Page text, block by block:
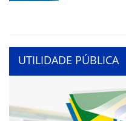
UTILIDADE PÚBLICA